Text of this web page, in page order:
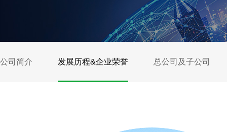
公司简介 发展历程&企业荣誉 总公司及子公司